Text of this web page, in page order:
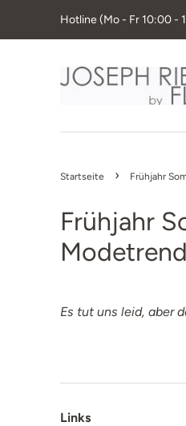
Hotline (Mo - Fr 10:00 -
Startseite › Frühjahr
Frühjahr
Es tut uns leid, aber
Links